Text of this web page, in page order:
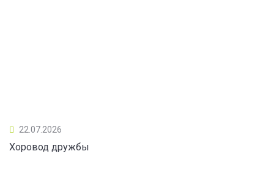
22.07.2026
Хоровод дружбы